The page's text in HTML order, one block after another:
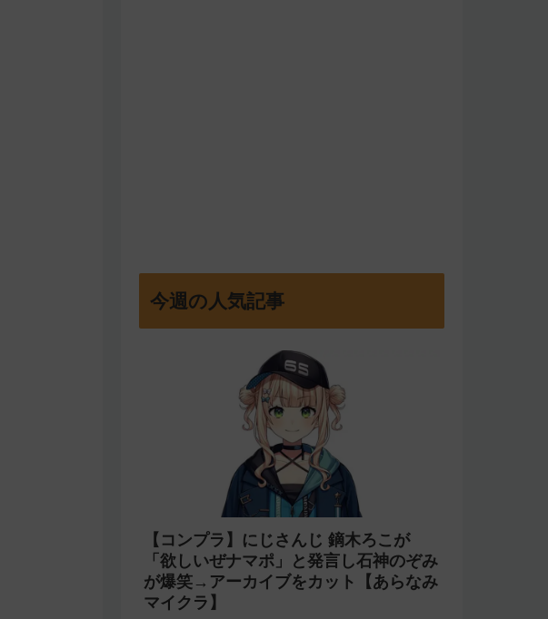
今週の人気記事
【コンプラ】にじさんじ 鏑木ろこが
「欲しいぜナマポ」と発言し石神のぞみ
が爆笑→アーカイブをカット【あらなみ
マイクラ】